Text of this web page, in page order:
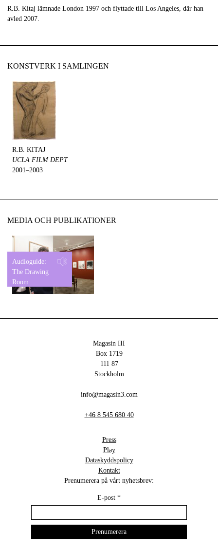
R.B. Kitaj lämnade London 1997 och flyttade till Los Angeles, där han
avled 2007.
KONSTVERK I SAMLINGEN
R.B. KITAJ
UCLA FILM DEPT
2001–2003
MEDIA OCH PUBLIKATIONER
Audioguide:
The Drawing
Room
Magasin III
Box 1719
111 87
Stockholm
info@magasin3.com
+46 8 545 680 40
Press
Play
Dataskyddspolicy
Kontakt
Prenumerera på vårt nyhetsbrev:
E-post *